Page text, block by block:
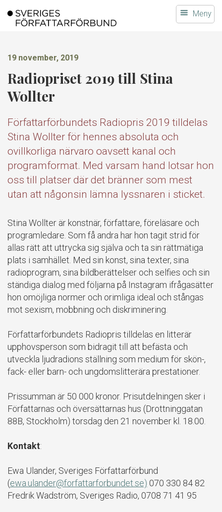
till
Meny
19 november, 2019
Radiopriset 2019 till Stina
Wollter
Författarförbundets Radiopris 2019 tilldelas
Stina Wollter för hennes absoluta och
ovillkorliga närvaro oavsett kanal och
programformat. Med varsam hand lotsar hon
oss till platser där det bränner som mest
utan att någonsin lämna lyssnaren i sticket.
Stina Wollter är konstnär, författare, föreläsare och
programledare. Som få andra har hon tagit strid för
allas rätt att uttrycka sig själva och ta sin rättmätiga
plats i samhället. Med sin konst, sina texter, sina
radioprogram, sina bildberättelser och selfies och sin
ständiga dialog med följarna på Instagram ifrågasätter
hon omöjliga normer och orimliga ideal och stångas
mot sexism, mobbning och diskriminering.
Författarförbundets Radiopris tilldelas en litterär
upphovsperson som bidragit till att befästa och
utveckla ljudradions ställning som medium för skön-,
fack- eller barn- och ungdomslitterära prestationer.
Prissumman är 50 000 kronor. Prisutdelningen sker i
Författarnas och översättarnas hus (Drottninggatan
88B, Stockholm) torsdag den 21 november kl. 18.00.
Kontakt:
Ewa Ulander, Sveriges Författarförbund
(ewa.ulander@forfattarforbundet.se) 070 330 84 82
Fredrik Wadström, Sveriges Radio, 0708 71 41 95